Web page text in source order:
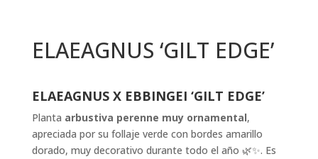
ELAEAGNUS ‘GILT EDGE’
ELAEAGNUS X EBBINGEI ‘GILT EDGE’
Planta arbustiva perenne muy ornamental,
apreciada por su follaje verde con bordes amarillo
dorado, muy decorativo durante todo el año 🌿✨. Es